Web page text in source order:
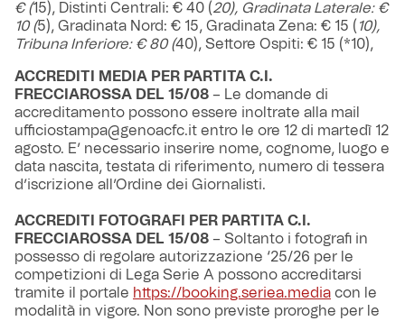
€ (15), Distinti Centrali: € 40 (20), Gradinata Laterale: €
10 (5), Gradinata Nord: € 15, Gradinata Zena: € 15 ( 10),
Tribuna Inferiore: € 80 (40), Settore Ospiti: € 15 (*10),
ACCREDITI MEDIA PER PARTITA C.I.
FRECCIAROSSA DEL 15/08 – Le domande di
accreditamento possono essere inoltrate alla mail
ufficiostampa@genoacfc.it entro le ore 12 di martedì 12
agosto. E’ necessario inserire nome, cognome, luogo e
data nascita, testata di riferimento, numero di tessera
d’iscrizione all’Ordine dei Giornalisti.
ACCREDITI FOTOGRAFI PER PARTITA C.I.
FRECCIAROSSA DEL 15/08 – Soltanto i fotografi in
possesso di regolare autorizzazione ‘25/26 per le
competizioni di Lega Serie A possono accreditarsi
tramite il portale https://booking.seriea.media con le
modalità in vigore. Non sono previste proroghe per le